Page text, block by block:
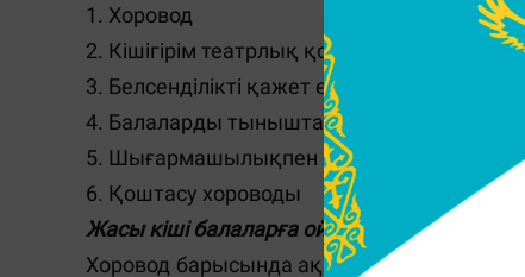
1. Хоровод
2. Кішігірім театрлық қойылым
3. Белсенділікті қажет ететін ойындар
4. Балаларды тыныштандыратын ойындар
5. Шығармашылықпен айналысу
6. Қоштасу хороводы
Жасы кіші балаларға ойын ұйымдастыру
Хоровод барысында аққалаға арналған